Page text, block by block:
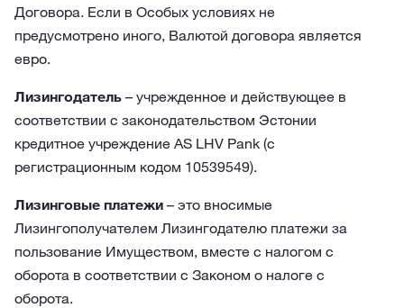
Договора. Если в Особых условиях не
предусмотрено иного, Валютой договора является
евро.
Лизингодатель – учрежденное и действующее в
соответствии с законодательством Эстонии
кредитное учреждение AS LHV Pank (с
регистрационным кодом 10539549).
Лизинговые платежи – это вносимые
Лизингополучателем Лизингодателю платежи за
пользование Имуществом, вместе с налогом с
оборота в соответствии с Законом о налоге с
оборота.